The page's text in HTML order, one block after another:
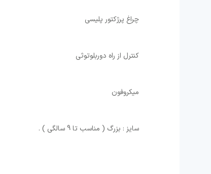
⁩چراغ پرژکتور پلیسی
کنترل از راه دوربلوتوثی
میکروفون
سایز : بزرگ ( مناسب تا 9 سالگی ) .